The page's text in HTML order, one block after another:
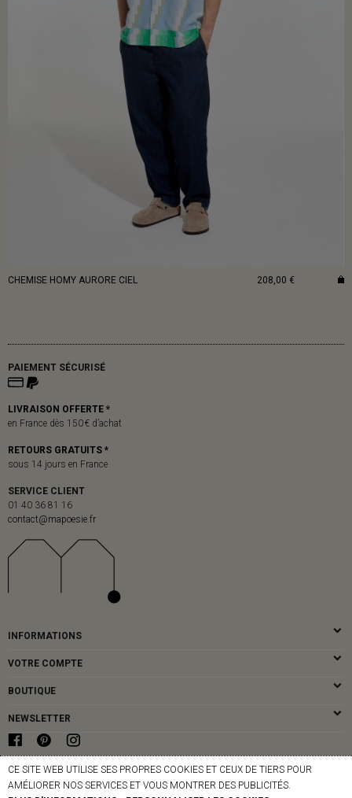
CHEMISE HOMY AURORE CIEL 208,00 €
PAIEMENT SÉCURISÉ
LIVRAISON OFFERTE *
en France dès 150 € d’achat
RETOURS GRATUITS *
sous 14 jours en France
SERVICE CLIENT
01 40 36 81 16
contact@mapoesie.fr
INFORMATIONS
VOTRE COMPTE
BOUTIQUE
NEWSLETTER
© MAPOÉSIE PARIS - 2026
CE SITE WEB UTILISE SES PROPRES COOKIES ET CEUX DE TIERS POUR
AMÉLIORER NOS SERVICES ET VOUS MONTRER DES PUBLICITÉS.